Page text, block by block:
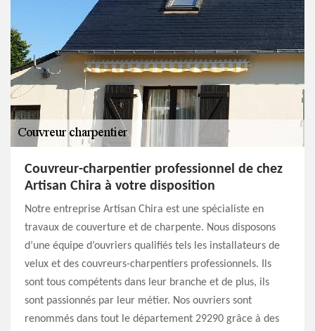
Couvreur-charpentier professionnel de chez
Artisan Chira à votre disposition
Notre entreprise Artisan Chira est une spécialiste en
travaux de couverture et de charpente. Nous disposons
d’une équipe d’ouvriers qualifiés tels les installateurs de
velux et des couvreurs-charpentiers professionnels. Ils
sont tous compétents dans leur branche et de plus, ils
sont passionnés par leur métier. Nos ouvriers sont
renommés dans tout le département 29290 grâce à des